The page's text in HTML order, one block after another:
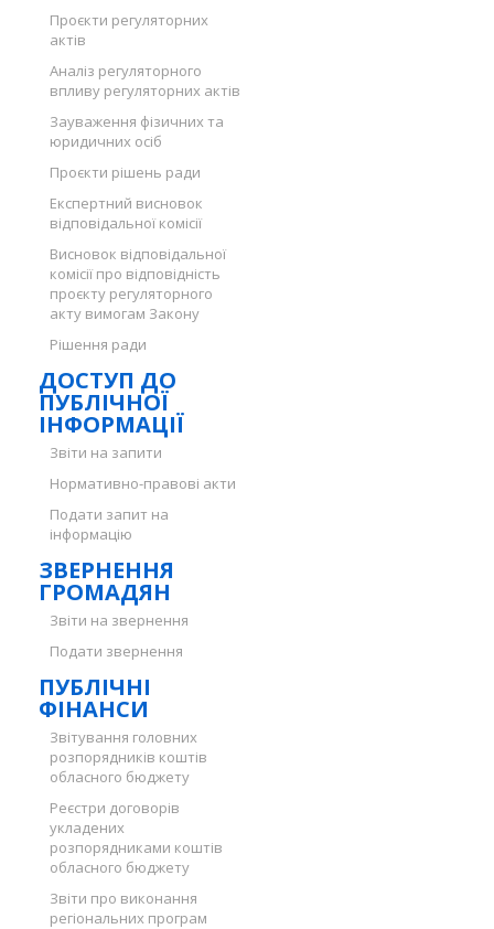
Проєкти регуляторних
актів
Аналіз регуляторного
впливу регуляторних актів
Зауваження фізичних та
юридичних осіб
Проєкти рішень ради
Експертний висновок
відповідальної комісії
Висновок відповідальної
комісії про відповідність
проєкту регуляторного
акту вимогам Закону
Рішення ради
ДОСТУП ДО
ПУБЛІЧНОЇ
ІНФОРМАЦІЇ
Звіти на запити
Нормативно-правові акти
Подати запит на
інформацію
ЗВЕРНЕННЯ
ГРОМАДЯН
Звіти на звернення
Подати звернення
ПУБЛІЧНІ
ФІНАНСИ
Звітування головних
розпорядників коштів
обласного бюджету
Реєстри договорів
укладених
розпорядниками коштів
обласного бюджету
Звіти про виконання
регіональних програм